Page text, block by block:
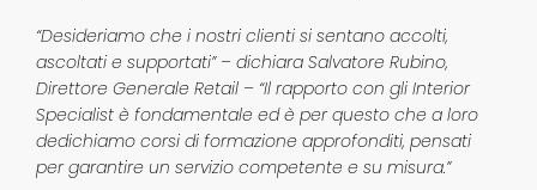
“Desideriamo che i nostri clienti si sentano accolti,
ascoltati e supportati” – dichiara Salvatore Rubino,
Direttore Generale Retail – “Il rapporto con gli Interior
Specialist è fondamentale ed è per questo che a loro
dedichiamo corsi di formazione approfonditi, pensati
per garantire un servizio competente e su misura.”